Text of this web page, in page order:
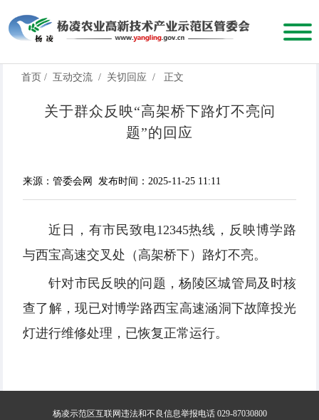
首页 / 互动交流 / 关切回应 / 正文
关于群众反映“高架桥下路灯不亮问
题”的回应
来源：管委会网 发布时间：2025-11-25 11:11
近日，有市民致电12345热线，反映博学路
与西宝高速交叉处（高架桥下）路灯不亮。
针对市民反映的问题，杨陵区城管局及时核
查了解，现已对博学路西宝高速涵洞下故障投光
灯进行维修处理，已恢复正常运行。
杨凌示范区互联网违法和不良信息举报电话 029-87030800